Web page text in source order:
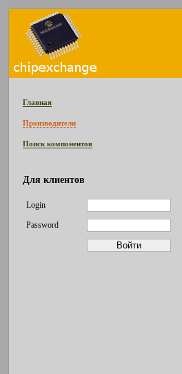
Главная
Производители
Поиск компонентов
Для клиентов
Login
Password